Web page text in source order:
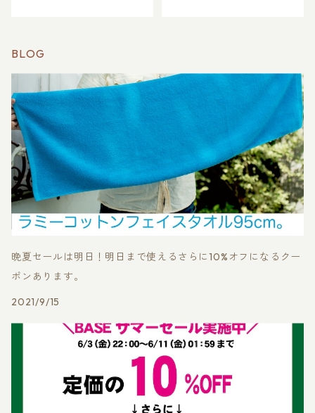
BLOG
晩夏セールは明日！明日まで使えるさらに10%オフになるクー
ポンあります。
2021/9/15